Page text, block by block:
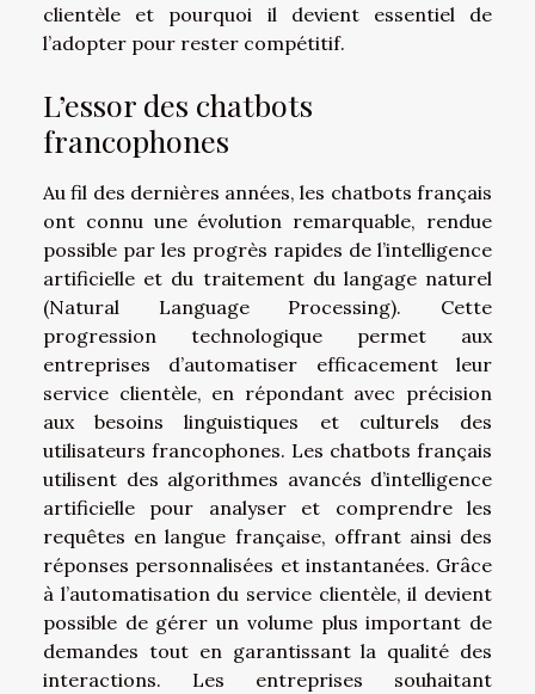
clientèle et pourquoi il devient essentiel de
l’adopter pour rester compétitif.
L’essor des chatbots
francophones
Au fil des dernières années, les chatbots français
ont connu une évolution remarquable, rendue
possible par les progrès rapides de l’intelligence
artificielle et du traitement du langage naturel
(Natural Language Processing). Cette
progression technologique permet aux
entreprises d’automatiser efficacement leur
service clientèle, en répondant avec précision
aux besoins linguistiques et culturels des
utilisateurs francophones. Les chatbots français
utilisent des algorithmes avancés d’intelligence
artificielle pour analyser et comprendre les
requêtes en langue française, offrant ainsi des
réponses personnalisées et instantanées. Grâce
à l’automatisation du service clientèle, il devient
possible de gérer un volume plus important de
demandes tout en garantissant la qualité des
interactions. Les entreprises souhaitant